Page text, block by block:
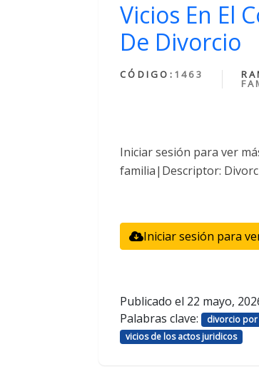
Vicios En El
De Divorcio
CÓDIGO: 1463
Iniciar sesión para ver
familia|Descriptor:
Iniciar sesión para
Publicado el 22 mayo,
Palabras clave:
divorcio
vicios de los actos juridicos